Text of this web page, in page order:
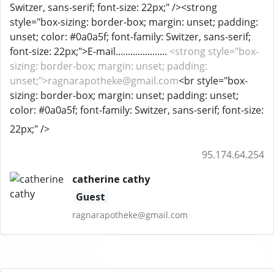
Switzer, sans-serif; font-size: 22px;" /><strong
style="box-sizing: border-box; margin: unset; padding:
unset; color: #0a0a5f; font-family: Switzer, sans-serif;
font-size: 22px;">E-mail..................... <strong style="box-
sizing: border-box; margin: unset; padding:
unset;">ragnarapotheke@gmail.com<br style="box-
sizing: border-box; margin: unset; padding: unset;
color: #0a0a5f; font-family: Switzer, sans-serif; font-size:
22px;" />
95.174.64.254
catherine cathy
Guest
ragnarapotheke@gmail.com